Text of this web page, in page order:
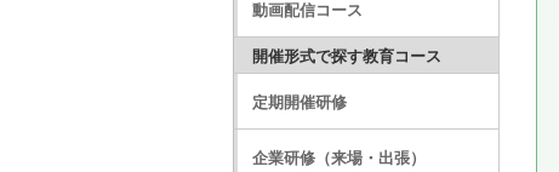
動画配信コース
開催形式で探す教育コース
定期開催研修
企業研修（来場・出張）